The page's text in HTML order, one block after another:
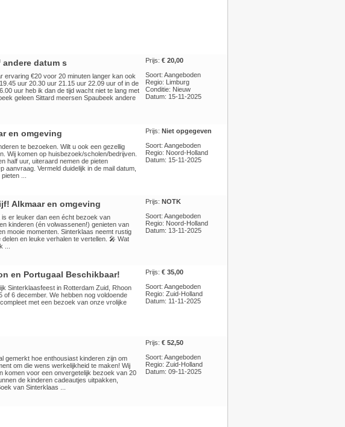
datum s
ervaring €20 voor 20 minuten langer kan ook
uur 20.30 uur 21.15 uur 22.09 uur of in de
uur heb ik dan de tijd wacht niet te lang met
geleen Sittard meersen Spaubeek andere
Prijs: € 20,00
Soort: Aangeboden
Regio: Limburg
Conditie: Nieuw
Datum: 15-11-2025
en omgeving
te bezoeken. Wilt u ook een gezellig
Wij komen op huisbezoek/scholen/bedrijven.
half uur, uiteraard nemen de pieten
Vermeld duidelijk in de mail datum,
...
Prijs: Niet opgegeven
Soort: Aangeboden
Regio: Noord-Holland
Datum: 15-11-2025
Alkmaar en omgeving
er leuker dan een écht bezoek van
kinderen (én volwassenen!) genieten van
mooie momenten. Sinterklaas neemt rustig
en leuke verhalen te vertellen. 🎤 Wat
Prijs: NOTK
Soort: Aangeboden
Regio: Noord-Holland
Datum: 13-11-2025
en Portugaal Beschikbaar!
Sinterklaasfeest in Rotterdam Zuid, Rhoon
6 december. We hebben nog voldoende
met een bezoek van onze vrolijke
Prijs: € 35,00
Soort: Aangeboden
Regio: Zuid-Holland
Datum: 11-11-2025
gemerkt hoe enthousiast kinderen zijn om
om die wens werkelijkheid te maken! Wij
komen voor een onvergetelijk bezoek van 20
de kinderen cadeautjes uitpakken,
van Sinterklaas ...
Prijs: € 52,50
Soort: Aangeboden
Regio: Zuid-Holland
Datum: 09-11-2025